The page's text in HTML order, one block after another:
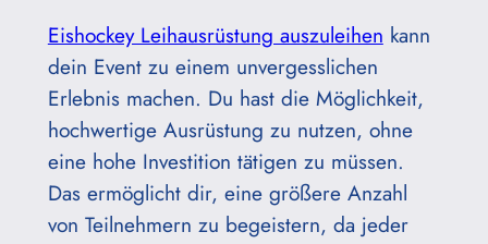
Eishockey Leihausrüstung auszuleihen kann
dein Event zu einem unvergesslichen
Erlebnis machen. Du hast die Möglichkeit,
hochwertige Ausrüstung zu nutzen, ohne
eine hohe Investition tätigen zu müssen.
Das ermöglicht dir, eine größere Anzahl
von Teilnehmern zu begeistern, da jeder